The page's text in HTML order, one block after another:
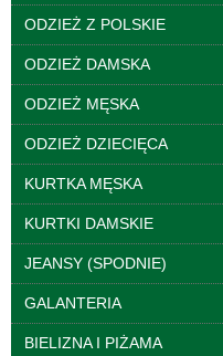
ODZIEŻ Z POLSKIE
ODZIEŻ DAMSKA
ODZIEŻ MĘSKA
ODZIEŻ DZIECIĘCA
KURTKA MĘSKA
KURTKI DAMSKIE
JEANSY (SPODNIE)
GALANTERIA
BIELIZNA I PIŻAMA
Kurtki damskie
skórzana Roz S-XL, 1
Kolor Paczka 5 szt